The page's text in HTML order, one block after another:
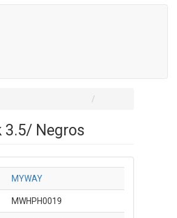
Negros
MYWAY
MWHPH0019